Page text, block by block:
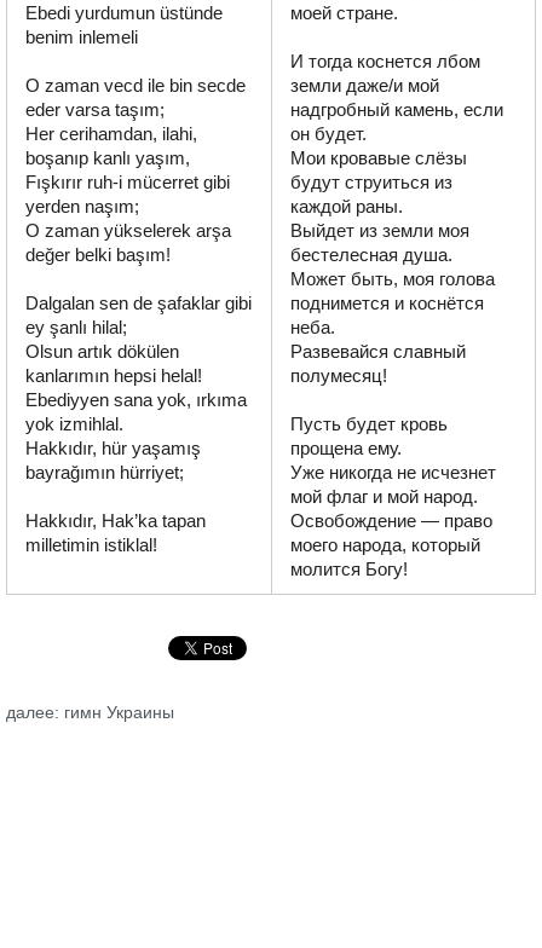
Ebedi yurdumun üstünde
benim inlemeli
O zaman vecd ile bin secde
eder varsa taşım;
Her cerihamdan, ilahi,
boşanıp kanlı yaşım,
Fışkırır ruh-i mücerret gibi
yerden naşım;
O zaman yükselerek arşa
değer belki başım!
Dalgalan sen de şafaklar gibi
ey şanlı hilal;
Olsun artık dökülen
kanlarımın hepsi helal!
Ebediyyen sana yok, ırkıma
yok izmihlal.
Hakkıdır, hür yaşamış
bayrağımın hürriyet;
Hakkıdır, Hak’ka tapan
milletimin istiklal!
моей стране.
И тогда коснется лбом
земли даже/и мой
надгробный камень, если
он будет.
Мои кровавые слёзы
будут струиться из
каждой раны.
Выйдет из земли моя
бестелесная душа.
Может быть, моя голова
поднимется и коснётся
неба.
Развевайся славный
полумесяц!
Пусть будет кровь
прощена ему.
Уже никогда не исчезнет
мой флаг и мой народ.
Освобождение — право
моего народа, который
далее: гимн Украины